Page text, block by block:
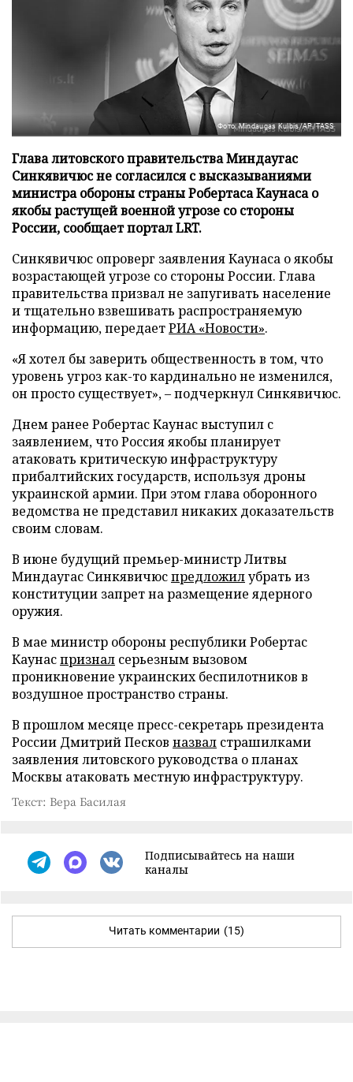
Фото: Mindaugas Kulbis/AP/TASS
Глава литовского правительства Миндаугас
Синкявичюс не согласился с высказываниями
министра обороны страны Робертаса Каунаса о
якобы растущей военной угрозе со стороны
России, сообщает портал LRT.
Синкявичюс опроверг заявления Каунаса о якобы
возрастающей угрозе со стороны России. Глава
правительства призвал не запугивать население
и тщательно взвешивать распространяемую
информацию, передаетРИА «Новости».
«Я хотел бы заверить общественность в том, что
уровень угроз как-то кардинально не изменился,
он просто существует», – подчеркнул Синкявичюс.
Днем ранее Робертас Каунас выступил с
заявлением, что Россия якобы планирует
атаковать критическую инфраструктуру
прибалтийских государств, используя дроны
украинской армии. При этом глава оборонного
ведомства не представил никаких доказательств
своим словам.
В июне будущий премьер-министр Литвы
Миндаугас Синкявичюспредложилубрать из
конституции запрет на размещение ядерного
оружия.
В мае министр обороны республики Робертас
Каунаспризнал серьезным вызовом
проникновение украинских беспилотников в
воздушное пространство страны.
В прошлом месяце пресс-секретарь президента
России Дмитрий Песков назвал страшилками
заявления литовского руководства о планах
Москвы атаковать местную инфраструктуру.
Текст: Вера Басилая
Подписывайтесь на наши
каналы
Читать комментарии (15)